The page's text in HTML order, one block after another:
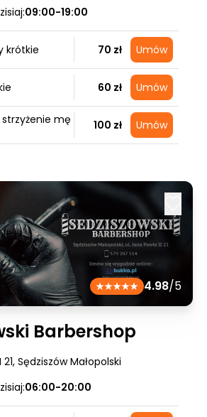
09:00-19:00
krótkie 70 zł Umów
60 zł Umów
mę
100 zł Umów
4.98/5
Barbershop
, Sędziszów Małopolski
06:00-20:00